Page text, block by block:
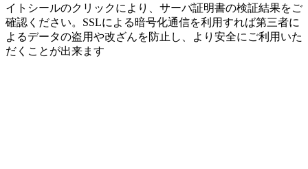
イトシールのクリックにより、サーバ証明書の検証結果をご
確認ください。SSLによる暗号化通信を利用すれば第三者に
よるデータの盗用や改ざんを防止し、より安全にご利用いた
だくことが出来ます